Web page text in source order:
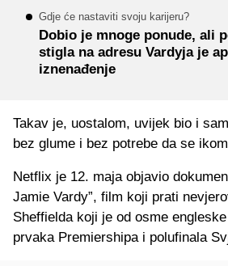
Gdje će nastaviti svoju karijeru?
Dobio je mnoge ponude, ali
stigla na adresu Vardyja je
iznenađenje
Takav je, uostalom, uvijek bio i
bez glume i bez potrebe da se
Netflix je 12. maja objavio
Jamie Vardy”, film koji prati
Sheffielda koji je od osme
prvaka Premiershipa i polufinala